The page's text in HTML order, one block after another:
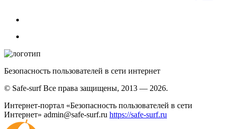
Безопасность пользователей в сети интернет
© Safe-surf Все права защищены, 2013 — 2026.
Интернет-портал «Безопасность пользователей в сети
Интернет» admin@safe-surf.ru https://safe-surf.ru